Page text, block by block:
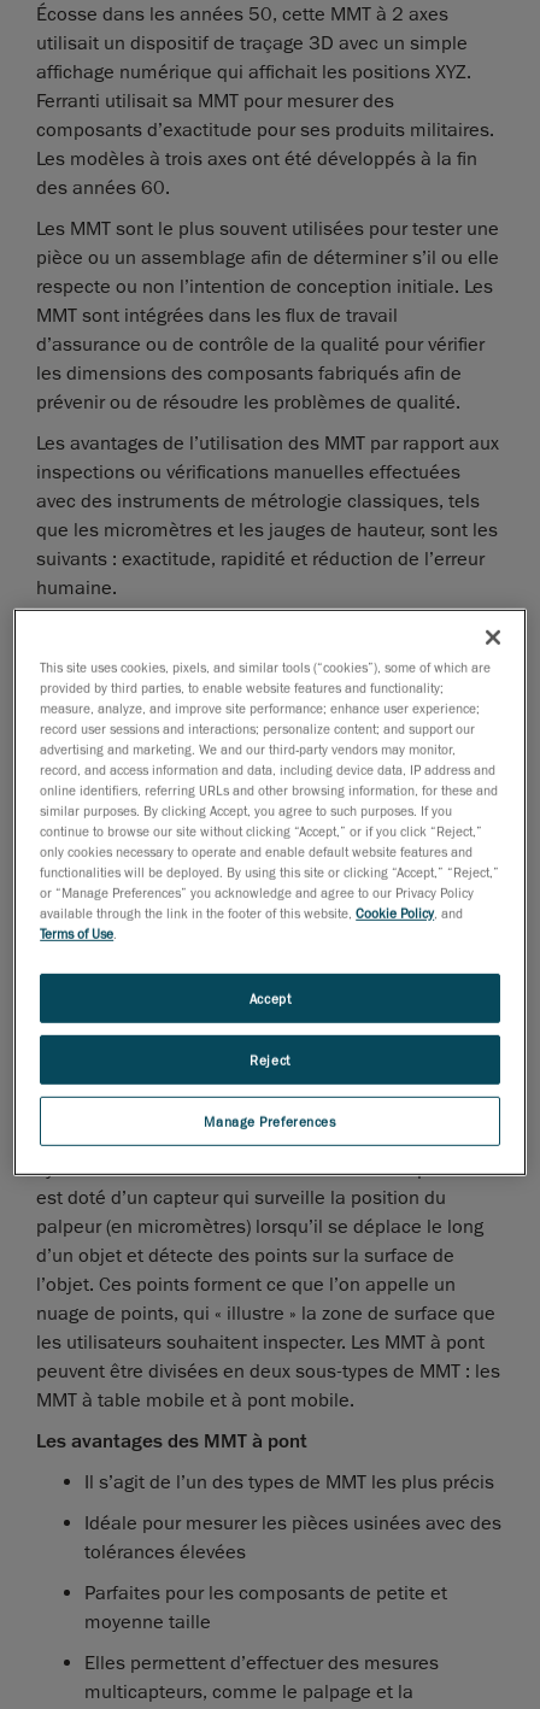
Écosse dans les années 50, cette MMT à 2 axes
utilisait un dispositif de traçage 3D avec un simple
affichage numérique qui affichait les positions XYZ.
Ferranti utilisait sa MMT pour mesurer des
composants d’exactitude pour ses produits militaires.
Les modèles à trois axes ont été développés à la fin
des années 60.
Les MMT sont le plus souvent utilisées pour tester une
pièce ou un assemblage afin de déterminer s’il ou elle
respecte ou non l’intention de conception initiale. Les
MMT sont intégrées dans les flux de travail
d’assurance ou de contrôle de la qualité pour vérifier
les dimensions des composants fabriqués afin de
prévenir ou de résoudre les problèmes de qualité.
Les avantages de l’utilisation des MMT par rapport aux
inspections ou vérifications manuelles effectuées
avec des instruments de métrologie classiques, tels
que les micromètres et les jauges de hauteur, sont les
suivants : exactitude, rapidité et réduction de l’erreur
humaine.
MMT sont classées en fonction de leur structure.
Chaque structure a ses avantages et ses
inconvénients. Examinons plus en détail les différents
types de MMT.
Quels sont les différents types de MMT?
MMT à pont
Les MMT à pont comportent un système de palpage
qui se déplace le long de trois axes : X, Y et Z ; ces
axes sont orthogonaux les uns aux autres dans un
système de coordonnées cartésiennes. Chaque axe
est doté d’un capteur qui surveille la position du
palpeur (en micromètres) lorsqu’il se déplace le long
d’un objet et détecte des points sur la surface de
l’objet. Ces points forment ce que l’on appelle un
nuage de points, qui « illustre » la zone de surface que
les utilisateurs souhaitent inspecter. Les MMT à pont
peuvent être divisées en deux sous-types de MMT : les
MMT à table mobile et à pont mobile.
Les avantages des MMT à pont
Il s’agit de l’un des types de MMT les plus précis
Idéale pour mesurer les pièces usinées avec des
tolérances élevées
Parfaites pour les composants de petite et
moyenne taille
Elles permettent d’effectuer des mesures
multicapteurs, comme le palpage et la
This site uses cookies, pixels, and similar tools (“cookies”), some of which are
provided by third parties, to enable website features and functionality;
measure, analyze, and improve site performance; enhance user experience;
record user sessions and interactions; personalize content; and support our
advertising and marketing. We and our third-party vendors may monitor,
record, and access information and data, including device data, IP address and
online identifiers, referring URLs and other browsing information, for these and
similar purposes. By clicking Accept, you agree to such purposes. If you
continue to browse our site without clicking “Accept,” or if you click “Reject,”
only cookies necessary to operate and enable default website features and
functionalities will be deployed. By using this site or clicking “Accept,” “Reject,”
or “Manage Preferences” you acknowledge and agree to our Privacy Policy
available through the link in the footer of this website,Cookie Policy, and
Terms of Use
Manage Preferences
Reject
Accept